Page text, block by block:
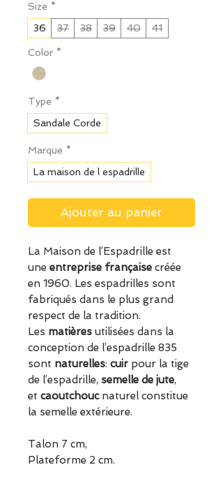
Size *
36
37 38 39 40 41
Color *
Type *
Sandale Corde
Marque *
La maison de l espadrille
Ajouter au panier
La Maison de l’Espadrille est
une entreprise française créée
en 1960. Les espadrilles sont
fabriqués dans le plus grand
respect de la tradition.
Les matières utilisées dans la
conception de l’espadrille 835
sont naturelles: cuir pour la tige
de l’espadrille, semelle de jute,
et caoutchouc naturel constitue
la semelle extérieure.
Talon 7 cm,
Plateforme 2 cm.